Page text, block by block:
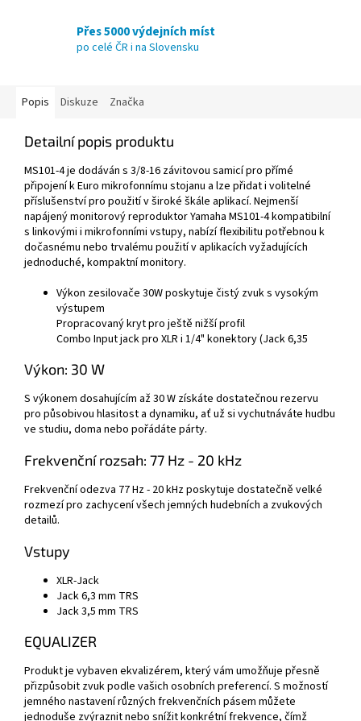
Přes 5000 výdejních míst
po celé ČR i na Slovensku
Popis Diskuze Značka
Detailní popis produktu
MS101-4 je dodáván s 3/8-16 závitovou samicí pro přímé
připojení k Euro mikrofonnímu stojanu a lze přidat i volitelné
příslušenství pro použití v široké škále aplikací. Nejmenší
napájený monitorový reproduktor Yamaha MS101-4 kompatibilní
s linkovými i mikrofonními vstupy, nabízí flexibilitu potřebnou k
dočasnému nebo trvalému použití v aplikacích vyžadujících
jednoduché, kompaktní monitory.
Výkon zesilovače 30W poskytuje čistý zvuk s vysokým
výstupem
Propracovaný kryt pro ještě nižší profil
Combo Input jack pro XLR i 1/4" konektory (Jack 6,35
Výkon: 30 W
S výkonem dosahujícím až 30 W získáte dostatečnou rezervu
pro působivou hlasitost a dynamiku, ať už si vychutnáváte hudbu
ve studiu, doma nebo pořádáte párty.
Frekvenční rozsah: 77 Hz - 20 kHz
Frekvenční odezva 77 Hz - 20 kHz poskytuje dostatečně velké
rozmezí pro zachycení všech jemných hudebních a zvukových
detailů.
Vstupy
XLR-Jack
Jack 6,3 mm TRS
Jack 3,5 mm TRS
EQUALIZER
Produkt je vybaven ekvalizérem, který vám umožňuje přesně
přizpůsobit zvuk podle vašich osobních preferencí. S možností
jemného nastavení různých frekvenčních pásem můžete
jednoduše zvýraznit nebo snížit konkrétní frekvence, čímž